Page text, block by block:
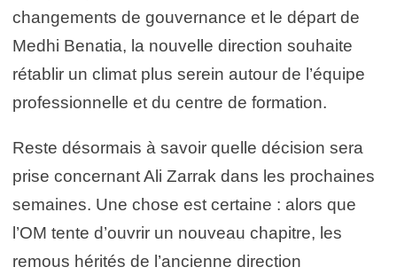
changements de gouvernance et le départ de
Medhi Benatia, la nouvelle direction souhaite
rétablir un climat plus serein autour de l’équipe
professionnelle et du centre de formation.
Reste désormais à savoir quelle décision sera
prise concernant Ali Zarrak dans les prochaines
semaines. Une chose est certaine : alors que
l’OM tente d’ouvrir un nouveau chapitre, les
remous hérités de l’ancienne direction